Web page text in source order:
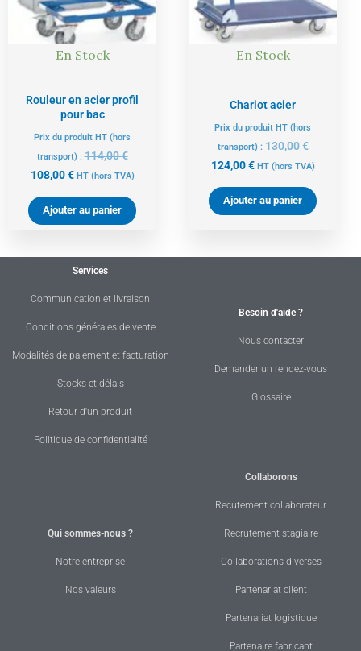
En Stock
Rouleur en acier profil
pour bac
Prix du produit HT (hors
transport) :114,00€
108,00€ HT (hors TVA)
Ajouter au panier
En Stock
Chariot acier
Prix du produit HT (hors
transport) :130,00€
124,00€ HT (hors TVA)
Ajouter au panier
Services
Communication et livraison
Conditions générales de vente
Modalités de paiement et facturation
Stocks et délais
Retour d'un produit
Politique de confidentialité
Besoin d'aide ?
Nous contacter
Demander un rendez-vous
Glossaire
Qui sommes-nous ?
Notre entreprise
Nos valeurs
Collaborons
Recutement collaborateur
Recrutement stagiaire
Collaborations diverses
Partenariat client
Partenariat logistique
Partenaire fabricant